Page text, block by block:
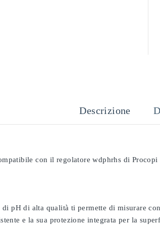
Descrizione
con il regolatore wdphrhs di Procopi
pH di alta qualità ti permette di misurare
e la sua protezione integrata per la